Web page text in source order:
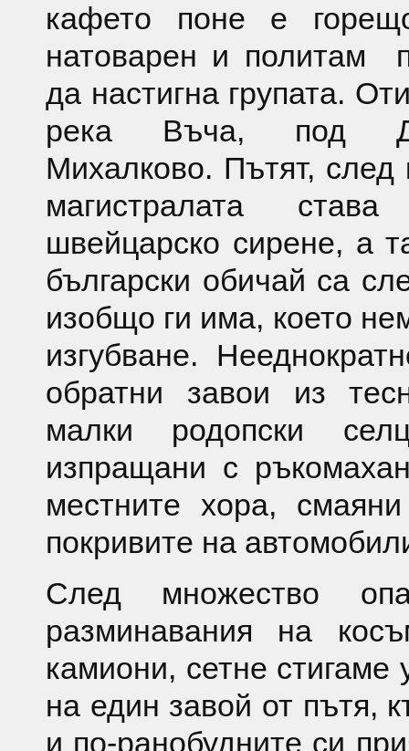
кафето поне е
натоварен и политам
да настигнa групата.
река Въча, под
Михалково. Пътят, след
магистралата
швейцарско сирене, а
български обичай са
изобщо ги има, което
изгубване.
обратни завои из
малки родопски
изпращани с
местните хора,
покривите на
След множество
разминавания на
камиони, сетне стигаме
на един завой от пътя,
и по-ранобудните си